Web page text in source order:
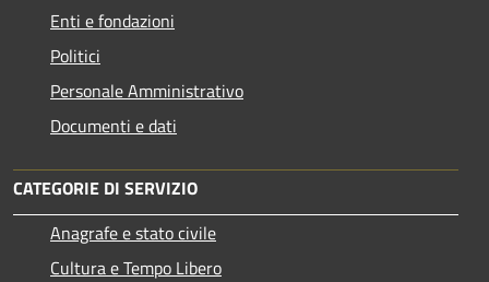
Enti e fondazioni
Politici
Personale Amministrativo
Documenti e dati
CATEGORIE DI SERVIZIO
Anagrafe e stato civile
Cultura e Tempo Libero